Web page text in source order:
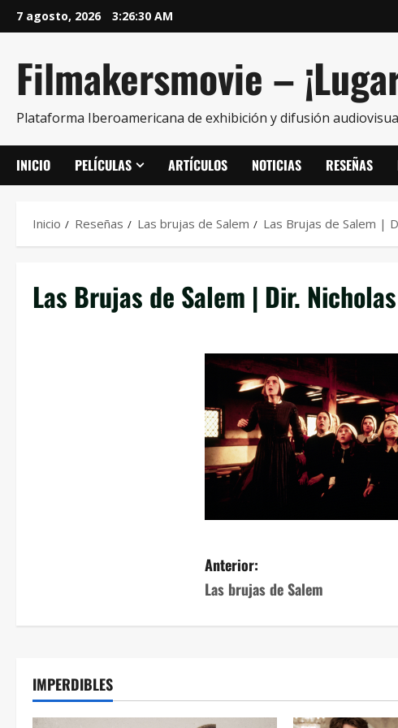
7 agosto, 2026 3:26:30 AM
Filmakersmovie –
Plataforma Iberoamericana de exhibición y difusión
INICIO PELÍCULAS ARTÍCULOS NOTICIAS RESEÑAS
Inicio Reseñas Las brujas de Salem Las Brujas de Salem |
Las Brujas de Salem | Dir.
Anterior:
Las brujas de Salem
IMPERDIBLES